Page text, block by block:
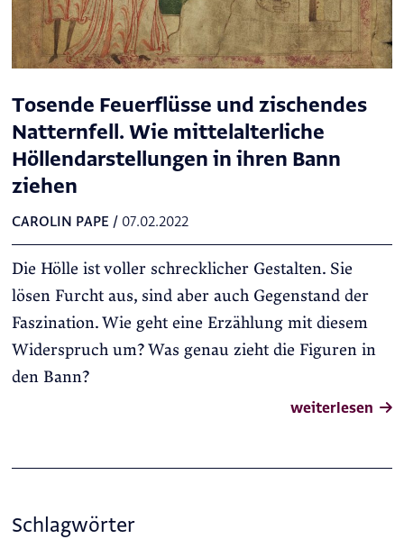
Tosende Feuerflüsse und zischendes
Natternfell. Wie mittelalterliche
Höllendarstellungen in ihren Bann
ziehen
CAROLIN PAPE / 07.02.2022
Die Hölle ist voller schrecklicher Gestalten. Sie
lösen Furcht aus, sind aber auch Gegenstand der
Faszination. Wie geht eine Erzählung mit diesem
Widerspruch um? Was genau zieht die Figuren in
den Bann?
weiterlesen
Schlagwörter